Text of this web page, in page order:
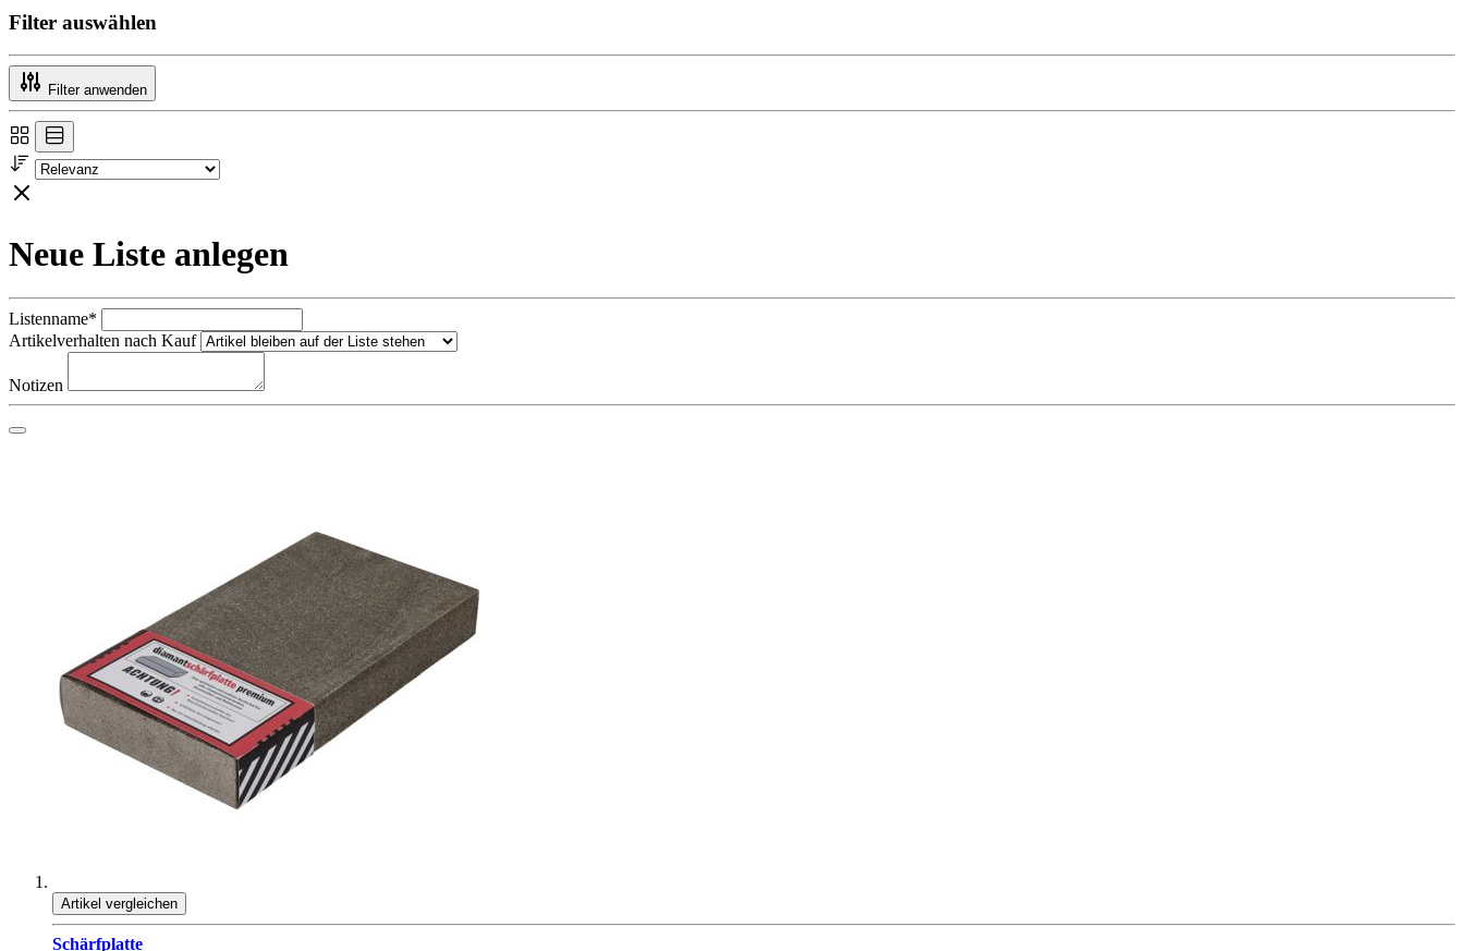
Filter auswählen
Filter anwenden
Neue Liste anlegen
Listenname*
Artikelverhalten nach Kauf
Notizen
Artikel vergleichen
Schärfplatte